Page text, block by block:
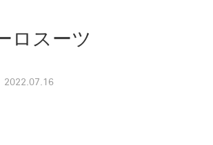
ロスーツ
2022.07.16